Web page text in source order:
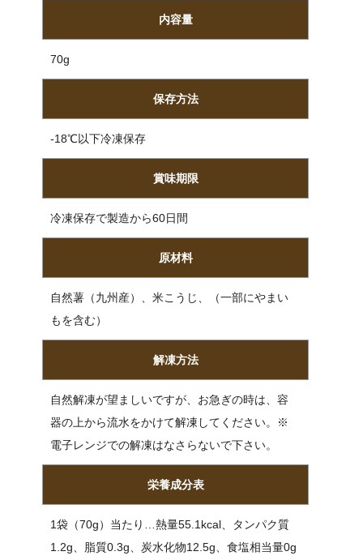
内容量
70g
保存方法
-18℃以下冷凍保存
賞味期限
冷凍保存で製造から60日間
原材料
自然薯（九州産）、米こうじ、（一部にやまい
もを含む）
解凍方法
自然解凍が望ましいですが、お急ぎの時は、容
器の上から流水をかけて解凍してください。※
電子レンジでの解凍はなさらないで下さい。
栄養成分表
1袋（70g）当たり…熱量55.1kcal、タンパク質
1.2g、脂質0.3g、炭水化物12.5g、食塩相当量0g